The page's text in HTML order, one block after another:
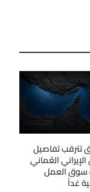
تترقب تفاصيل
الإيراني العُماني
سوق العمل
غداً